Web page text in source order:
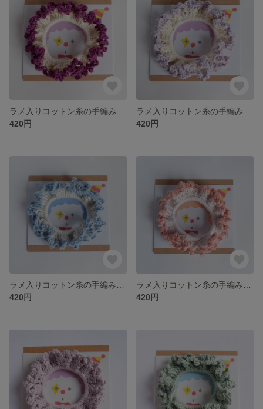
420円
420円
420円
420円